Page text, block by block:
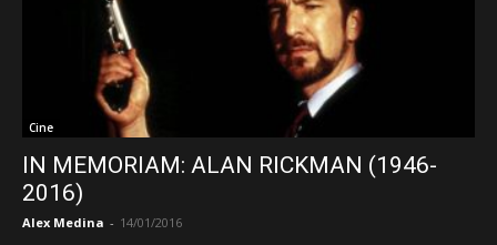
Cine
IN MEMORIAM: ALAN RICKMAN (1946-
2016)
Alex Medina - 14/01/2016